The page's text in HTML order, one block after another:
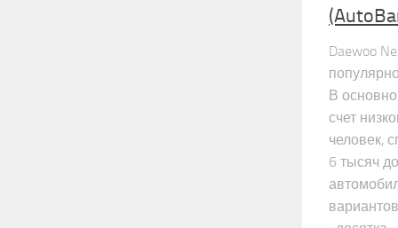
Daewoo
В
счет
человек,
6 тысяч